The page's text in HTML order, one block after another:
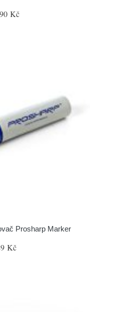
Kč
Prosharp Marker
Kč